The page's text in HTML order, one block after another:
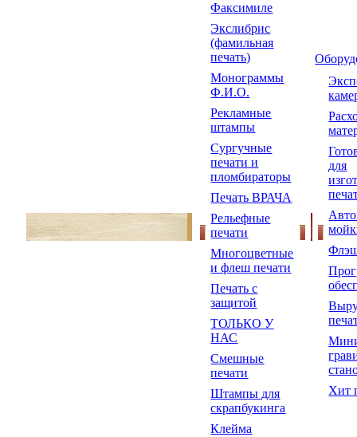
Факсимиле
Экслибрис
(фамильная
печать)
Монограммы
Ф.И.О.
Рекламные
штампы
Сургучные
печати и
пломбираторы
Печать ВРАЧА
Рельефные
печати
Многоцветные
и флеш печати
Печать с
защитой
ТОЛЬКО У
НАС
Смешные
печати
Штампы для
скрапбукинга
Клейма
для
Хит